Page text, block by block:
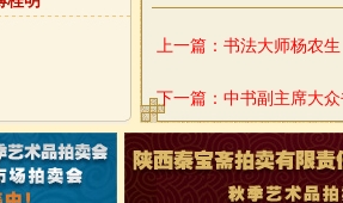
上一篇：书法大师杨农生
下一篇：中书副主席大